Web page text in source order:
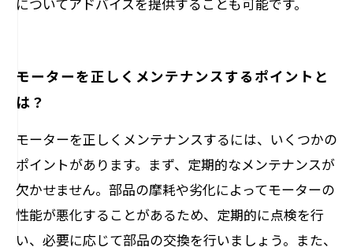
モーターを正しくメンテナンスするポイントと
は？
モーターを正しくメンテナンスするには、いくつかの
ポイントがあります。まず、定期的なメンテナンスが
欠かせません。部品の摩耗や劣化によってモーターの
性能が悪化することがあるため、定期的に点検を行
い、必要に応じて部品の交換を行いましょう。また、